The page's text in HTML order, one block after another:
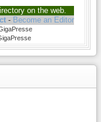
on the web.
- Become an Editor